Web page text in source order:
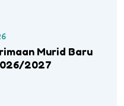
Murid Baru
2027